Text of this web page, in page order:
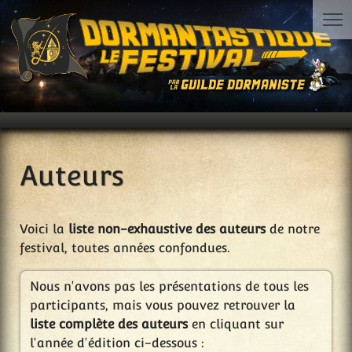
Auteurs
Voici la liste non-exhaustive des auteursde notre
festival, toutes années confondues.
Nous n'avons pas les présentations de tous les
participants, mais vous pouvez retrouver la
liste complète des auteursen cliquant sur
l'année d'édition ci-dessous :